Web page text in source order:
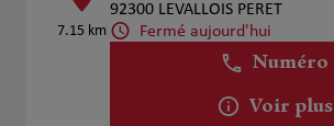
7.15 km
92300 LEVALLOIS PERET
Fermé aujourd'hui
Numéro
Voir plus